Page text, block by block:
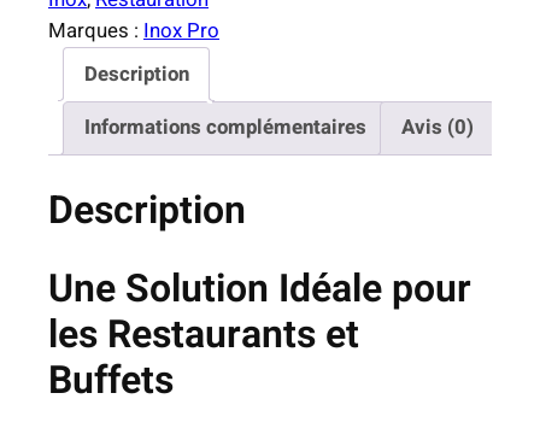
é
a
m
t
e
S
o
Marques : Inox Pro
Description
Informations complémentaires
Avis (0)
Description
Une Solution Idéale pour
les Restaurants et
Buffets